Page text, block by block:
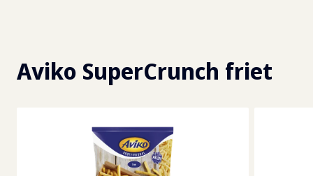
Aviko SuperCrunch friet